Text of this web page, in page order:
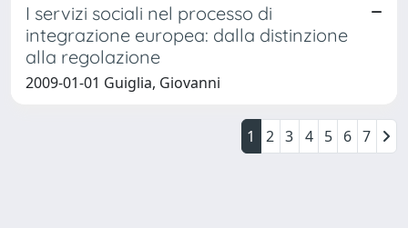
I servizi sociali nel processo di
integrazione europea: dalla distinzione
alla regolazione
2009-01-01 Guiglia, Giovanni
1 2 3 4 5 6 7